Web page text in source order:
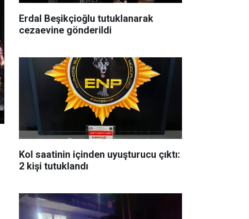
Erdal Beşikçioğlu tutuklanarak
cezaevine gönderildi
Kol saatinin içinden uyuşturucu çıktı:
2 kişi tutuklandı